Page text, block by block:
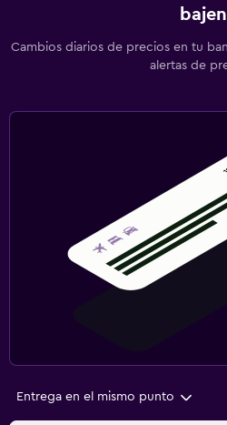
bajen
Cambios diarios de precios en tu
alertas de
Entrega en el mismo punto